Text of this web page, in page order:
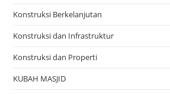
Konstruksi Berkelanjutan
Konstruksi dan Infrastruktur
Konstruksi dan Properti
KUBAH MASJID